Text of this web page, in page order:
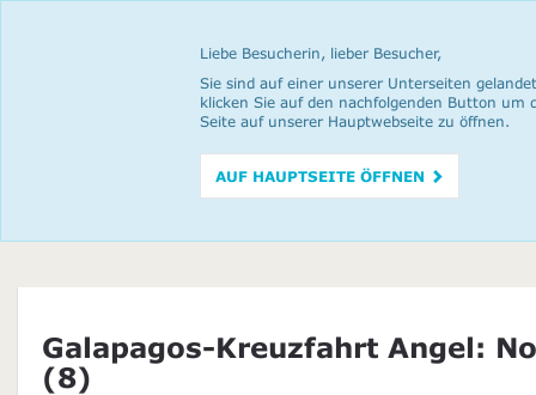
Liebe Besucherin, lieber Besucher,
Sie sind auf einer unserer Unterseiten
klicken Sie auf den nachfolgenden Button um
Seite auf unserer Hauptwebseite zu öffnen.
AUF HAUPTSEITE ÖFFNEN
Galapagos-Kreuzfahrt Angel:
(8)